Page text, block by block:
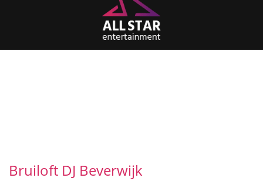
Bruiloft DJ Beverwijk